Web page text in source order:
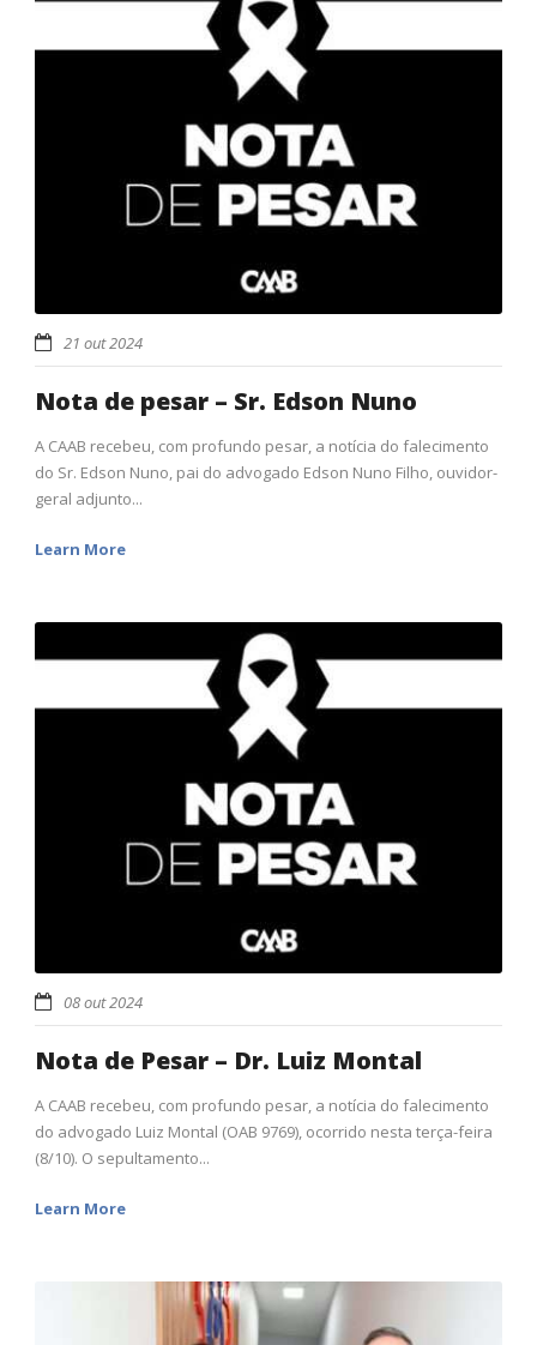
21 out 2024
Nota de pesar – Sr. Edson Nuno
A CAAB recebeu, com profundo pesar, a notícia do falecimento
do Sr. Edson Nuno, pai do advogado Edson Nuno Filho, ouvidor-
geral adjunto...
Learn More
08 out 2024
Nota de Pesar – Dr. Luiz Montal
A CAAB recebeu, com profundo pesar, a notícia do falecimento
do advogado Luiz Montal (OAB 9769), ocorrido nesta terça-feira
(8/10). O sepultamento...
Learn More